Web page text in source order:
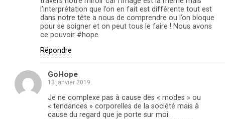
l’interprétation que l’on en fait est différente tout est
dans notre tête a nous de comprendre ou l’on bloque
pour se soigner et on peut tous le faire ! Nous avons
ce pouvoir #hope
Répondre
GoHope
13 janvier 2019
Je ne complexe pas à cause des « modes » ou
« tendances » corporelles de la société mais à
cause du regard que je porte sur moi.